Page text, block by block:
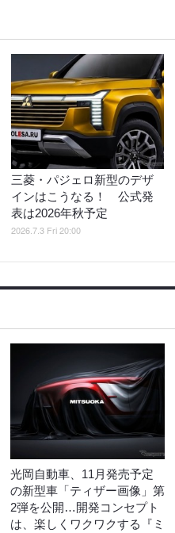
三菱・パジェロ新型のデザ
インはこうなる！ 公式発
表は2026年秋予定
2026.7.3 Fri 20:00
光岡自動車、11月発売予定
の新型車「ティザー画像」第
2弾を公開…開発コンセプト
は、楽しくワクワクする『ミ